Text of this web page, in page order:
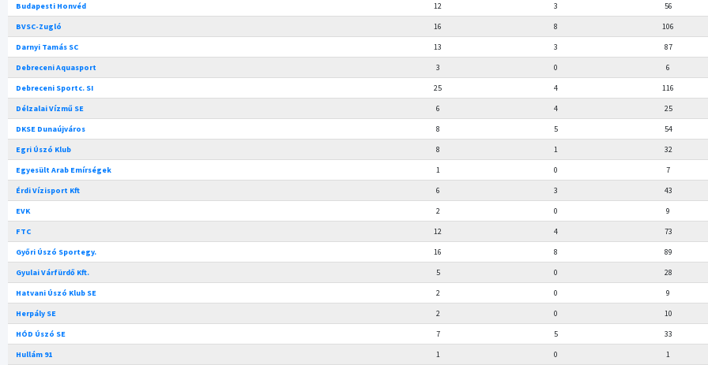
Budapesti Honvéd
12 3 56
BVSC-Zugló
16 8 106
Darnyi Tamás SC
13 3 87
Debreceni Aquasport
3 0 6
Debreceni Sportc. SI
25 4 116
Délzalai Vízmű SE
6 4 25
DKSE Dunaújváros
8 5 54
Egri Úszó Klub
8 1 32
Egyesült Arab Emírségek
1 0
7
Érdi Vízisport Kft
6 3 43
EVK
2 0 9
FTC
12 4 73
Győri Úszó Sportegy.
16 8 89
Gyulai Várfürdő Kft.
5 0 28
Hatvani Úszó Klub SE
2 0 9
Herpály SE
2 0
10
HÓD Úszó SE
7 5 33
Hullám 91
1 0
1